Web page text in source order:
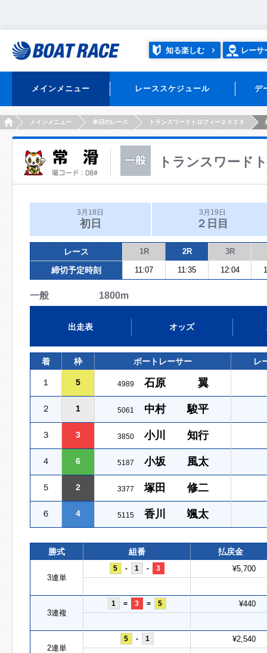
知る楽しむ レーサ
メインメニュー レーススケジュール デ
HOMEメインメニュー 本日のレース トランスワードトロフィー２０２３
トランスワード
3月18日
初日
3月19日
２日目
レース 1R 2R 3R
締切予定時刻 11:07 11:35 12:04
一般 1800m
出走表 オッズ
着 枠 ボートレーサー レ
１ 5 4989 石原 翼
２ 1 5061 中村 駿平
３ 3 3850 小川 知行
４ 6 5187 小坂 風太
５ 2 3377 塚田 修二
６ 4 5115 香川 颯太
勝式 組番 払戻金
3連単
5 - 1 - 3 ¥5,700
3連複
1 = 3 = 5 ¥440
2連単
5 - 1 ¥2,540